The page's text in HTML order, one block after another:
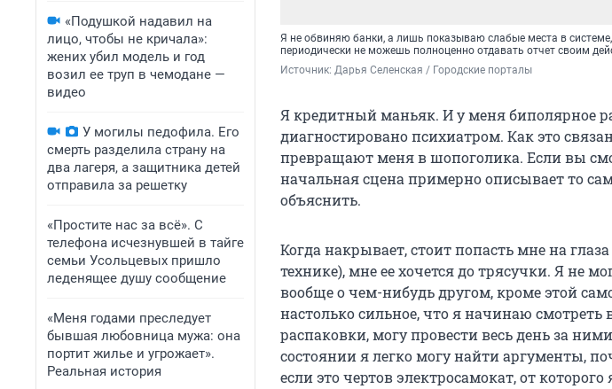
«Подушкой надавил на
лицо, чтобы не кричала»:
жених убил модель и год
возил ее труп в чемодане —
видео
У могилы педофила. Его
смерть разделила страну на
два лагеря, а защитника детей
отправила за решетку
«Простите нас за всё». С
телефона исчезнувшей в тайге
семьи Усольцевых пришло
леденящее душу сообщение
«Меня годами преследует
бывшая любовница мужа: она
портит жилье и угрожает».
Реальная история
Я не обвиняю банки, а лишь показываю слабые места в
периодически не можешь полноценно отдавать отчет своим
Источник: Дарья Селенская / Городские порталы
Я кредитный маньяк. И у меня биполярное
диагностировано психиатром. Как это
превращают меня в шопоголика. Если вы
начальная сцена примерно описывает то
объяснить.
Когда накрывает, стоит попасть мне на
технике), мне ее хочется до трясучки. Я не
вообще о чем-нибудь другом, кроме этой
настолько сильное, что я начинаю
распаковки, могу провести весь день за
состоянии я легко могу найти аргументы,
если это чертов электросамокат, от